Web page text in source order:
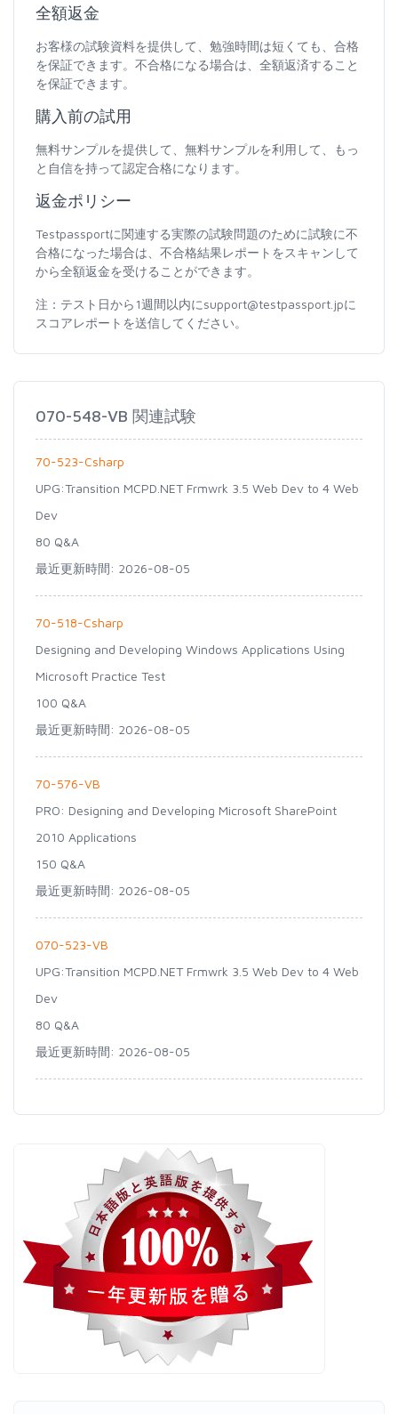
全額返金
お客様の試験資料を提供して、勉強時間は短くても、合格
を保証できます。不合格になる場合は、全額返済すること
を保証できます。
購入前の試用
無料サンプルを提供して、無料サンプルを利用して、もっ
と自信を持って認定合格になります。
返金ポリシー
Testpassportに関連する実際の試験問題のために試験に不
合格になった場合は、不合格結果レポートをスキャンして
から全額返金を受けることができます。
注：テスト日から1週間以内にsupport@testpassport.jpに
スコアレポートを送信してください。
070-548-VB 関連試験
70-523-Csharp
UPG:Transition MCPD.NET Frmwrk 3.5 Web Dev to 4 Web
Dev
80 Q&A
最近更新時間: 2026-08-05
70-518-Csharp
Designing and Developing Windows Applications Using
Microsoft Practice Test
100 Q&A
最近更新時間: 2026-08-05
70-576-VB
PRO: Designing and Developing Microsoft SharePoint
2010 Applications
150 Q&A
最近更新時間: 2026-08-05
070-523-VB
UPG:Transition MCPD.NET Frmwrk 3.5 Web Dev to 4 Web
Dev
80 Q&A
最近更新時間: 2026-08-05